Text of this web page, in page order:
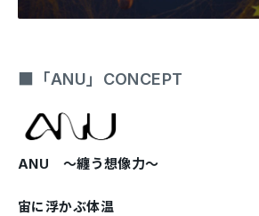
■「ANU」CONCEPT
ANU 〜纏う想像力〜
宙に浮かぶ体温